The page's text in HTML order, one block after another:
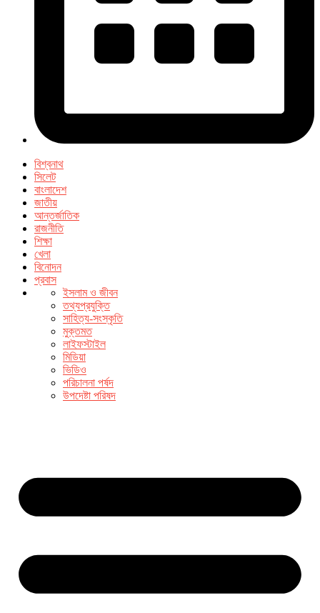
বিশ্বনাথ
সিলেট
বাংলাদেশ
জাতীয়
আন্তর্জাতিক
রাজনীতি
শিক্ষা
খেলা
বিনোদন
প্রবাস
ইসলাম ও জীবন
তথ্যপ্রযুক্তি
সাহিত্য-সংস্কৃতি
মুক্তমত
লাইফস্টাইল
মিডিয়া
ভিডিও
পরিচালনা পর্ষদ
উপদেষ্টা পরিষদ